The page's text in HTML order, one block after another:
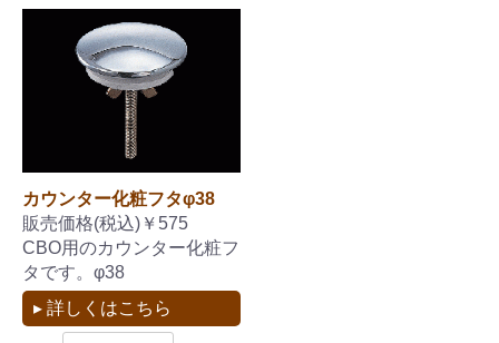
カウンター化粧フタφ38
販売価格(税込)￥575
CBO用のカウンター化粧フ
タです。φ38
▸ 詳しくはこちら